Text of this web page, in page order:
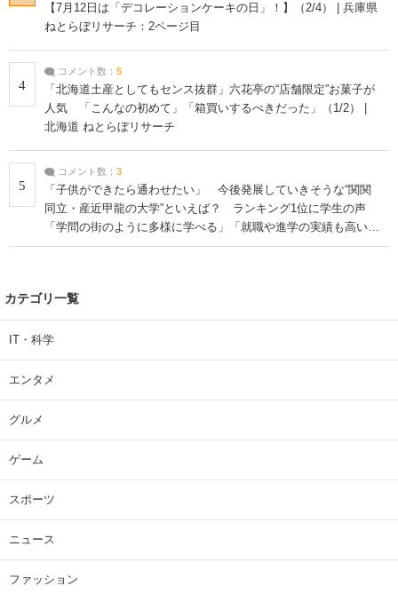
【7月12日は「デコレーションケーキの日」！】（2/4） | 兵庫県
ねとらぼリサーチ：2ページ目
4
コメント数： 5
「北海道土産としてもセンス抜群」六花亭の“店舗限定”お菓子が
人気 「こんなの初めて」「箱買いするべきだった」（1/2） |
北海道 ねとらぼリサーチ
5
コメント数： 3
「子供ができたら通わせたい」 今後発展していきそうな“関関
同立・産近甲龍の大学”といえば？ ランキング1位に学生の声
「学問の街のように多様に学べる」「就職や進学の実績も高い」
| 大学 ねとらぼリサーチ
カテゴリ一覧
IT・科学
エンタメ
グルメ
ゲーム
スポーツ
ニュース
ファッション